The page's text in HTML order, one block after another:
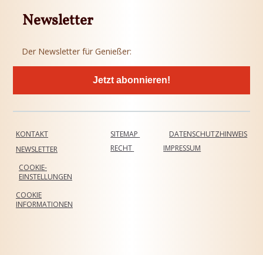
Newsletter
Der Newsletter für Genießer:
Jetzt abonnieren!
KONTAKT
SITEMAP
NEWSLETTER
DATENSCHUTZHINWEIS
COOKIE-
EINSTELLUNGEN
RECHT
COOKIE
INFORMATIONEN
IMPRESSUM